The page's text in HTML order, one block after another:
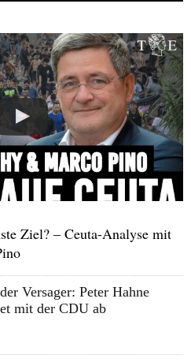
Ziel? – Ceuta-Analyse mit
Versager: Peter Hahne
mit der CDU ab